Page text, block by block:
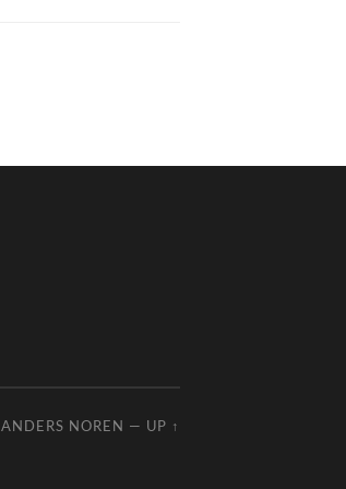
ANDERS NOREN — UP ↑